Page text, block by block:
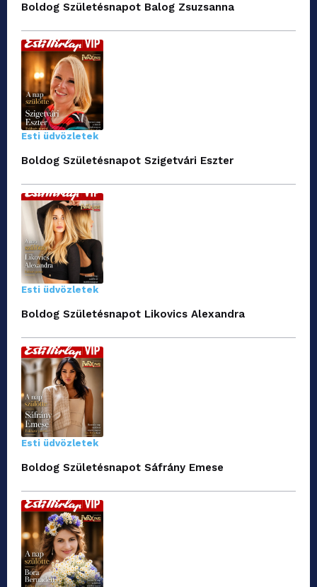
Boldog Születésnapot Balog Zsuzsanna
Esti üdvözletek
Boldog Születésnapot Szigetvári Eszter
Esti üdvözletek
Boldog Születésnapot Likovics Alexandra
Esti üdvözletek
Boldog Születésnapot Sáfrány Emese